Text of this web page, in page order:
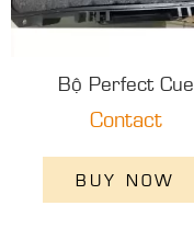
Bộ Perfect Cue
Contact
BUY NOW